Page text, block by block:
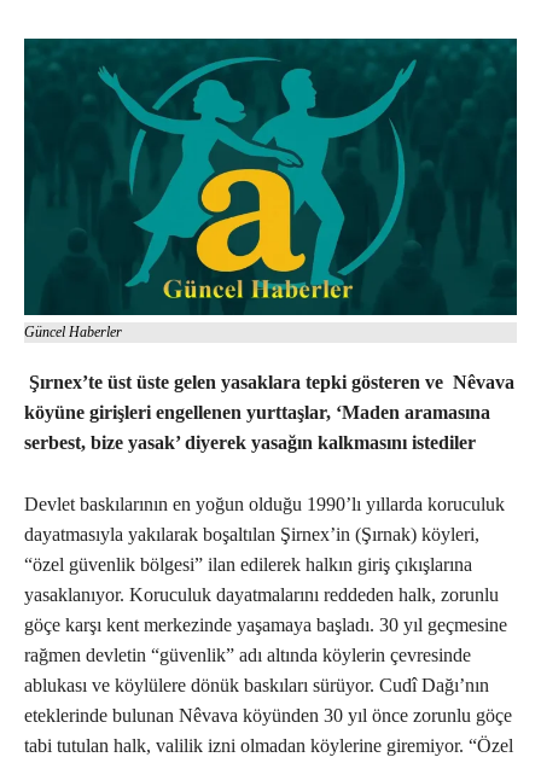
Güncel Haberler
Şırnex’te üst üste gelen yasaklara tepki gösteren ve Nêvava
köyüne girişleri engellenen yurttaşlar, ‘Maden aramasına
serbest, bize yasak’ diyerek yasağın kalkmasını istediler
Devlet baskılarının en yoğun olduğu 1990’lı yıllarda koruculuk
dayatmasıyla yakılarak boşaltılan Şirnex’in (Şırnak) köyleri,
“özel güvenlik bölgesi” ilan edilerek halkın giriş çıkışlarına
yasaklanıyor. Koruculuk dayatmalarını reddeden halk, zorunlu
göçe karşı kent merkezinde yaşamaya başladı. 30 yıl geçmesine
rağmen devletin “güvenlik” adı altında köylerin çevresinde
ablukası ve köylülere dönük baskıları sürüyor. Cudî Dağı’nın
eteklerinde bulunan Nêvava köyünden 30 yıl önce zorunlu göçe
tabi tutulan halk, valilik izni olmadan köylerine giremiyor. “Özel